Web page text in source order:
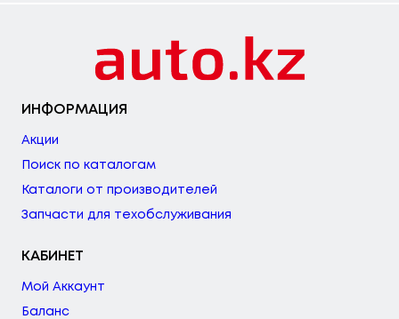
ИНФОРМАЦИЯ
Акции
Поиск по каталогам
Каталоги от производителей
Запчасти для техобслуживания
КАБИНЕТ
Мой Аккаунт
Баланс